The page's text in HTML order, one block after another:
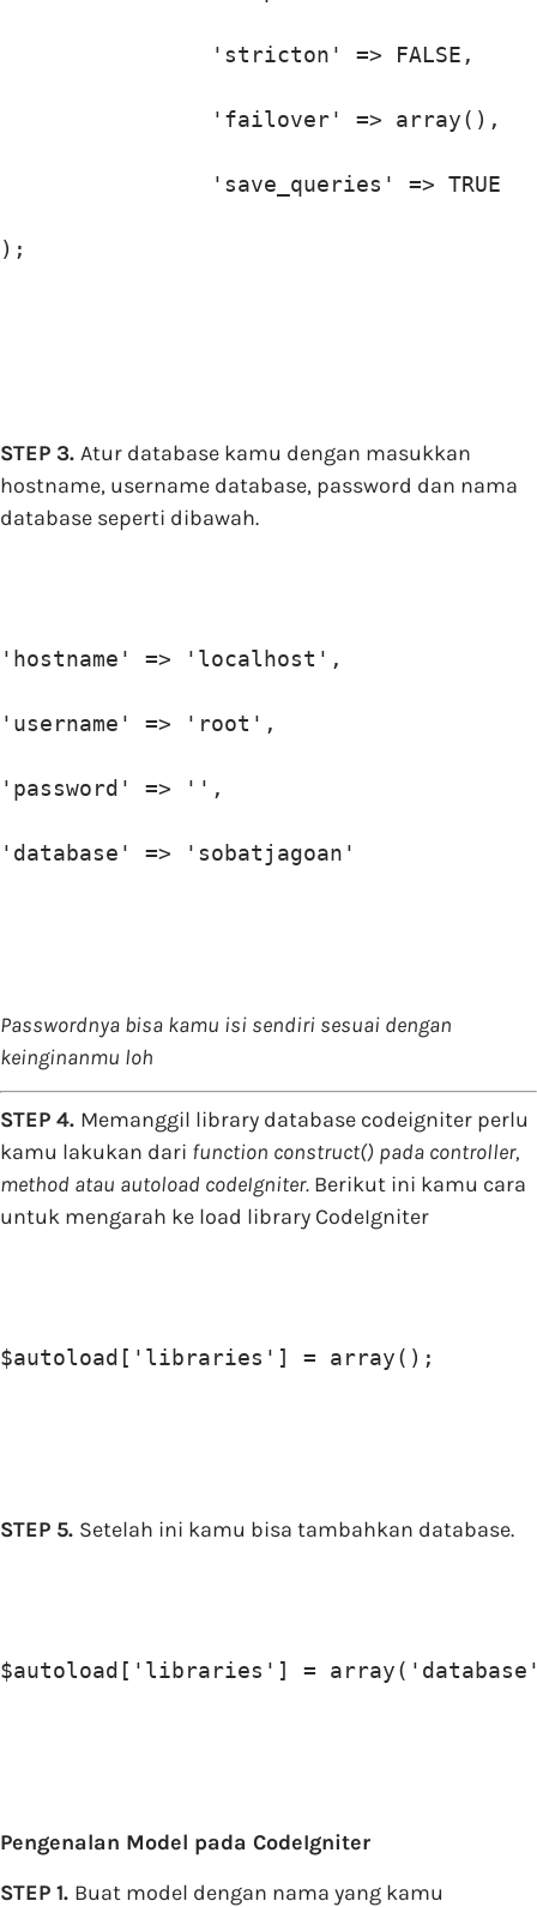
'stricton' => FALSE,
'failover' => array(),
'save_queries' => TRUE
);
STEP 3. Atur database kamu dengan masukkan
hostname, username database, password dan nama
database seperti dibawah.
'hostname' => 'localhost',
'username' => 'root',
'password' => '',
'database' => 'sobatjagoan'
Passwordnya bisa kamu isi sendiri sesuai dengan
keinginanmu loh
STEP 4. Memanggil library database codeigniter perlu
kamu lakukan dari function construct() pada controller,
method atau autoload codeIgniter. Berikut ini kamu cara
untuk mengarah ke load library CodeIgniter
$autoload['libraries'] = array();
STEP 5. Setelah ini kamu bisa tambahkan database.
$autoload['libraries'] =
Pengenalan Model pada CodeIgniter
STEP 1. Buat model dengan nama yang kamu